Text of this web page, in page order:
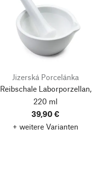
Jizerská Porcelánka
Reibschale Laborporzellan,
220 ml
39,90 €
+ weitere Varianten